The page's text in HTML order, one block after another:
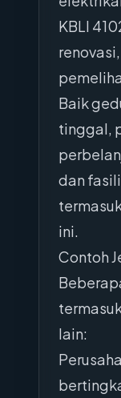
KBLI
Baik
tinggal,
dan
ini.
Contoh
lain: